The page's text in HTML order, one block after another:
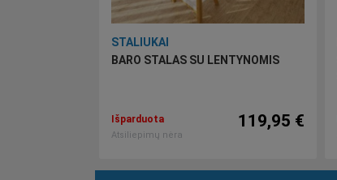
STALIUKAI
BARO STALAS SU LENTYNOMIS
Išparduota
Atsiliepimų nėra
119,95 €